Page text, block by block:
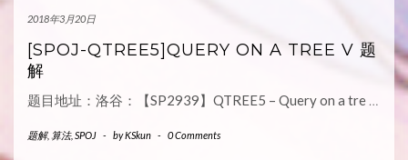
2018年3月20日
[SPOJ-QTREE5]QUERY ON A TREE V 题
解
题目地址：洛谷：【SP2939】QTREE5 – Query on a tre …
题解, 算法, SPOJ - byKSkun - 0 Comments